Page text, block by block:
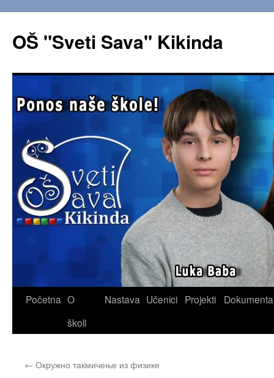
OŠ "Sveti Sava" Kikinda
Skip
Početna O
školi
Nastava Učenici Projekti Dokumenta
← Окружно такмичење из физике